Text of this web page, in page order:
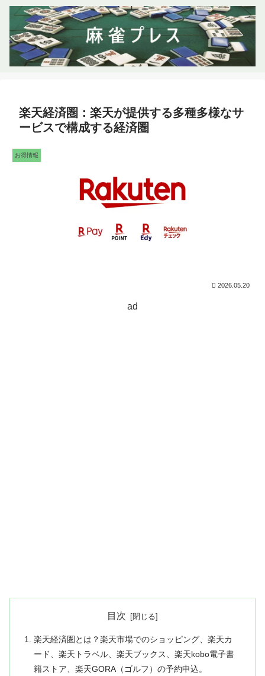
楽天経済圏：楽天が提供する多種多様なサ
ービスで構成する経済圏
お得情報
2026.05.20
ad
目次
楽天経済圏とは？楽天市場でのショッピング、楽天カ
ード、楽天トラベル、楽天ブックス、楽天kobo電子書
籍ストア、楽天GORA（ゴルフ）の予約申込。